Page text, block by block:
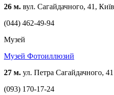
26 м. вул. Сагайдачного, 41,
(044) 462-49-94
Музей
Музей Фотоиллюзий
27 м. ул. Петра Сагайдачного, 41
(093) 170-17-24